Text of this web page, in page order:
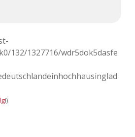
2024
132/1327716/wdr5dok5dasfe
)